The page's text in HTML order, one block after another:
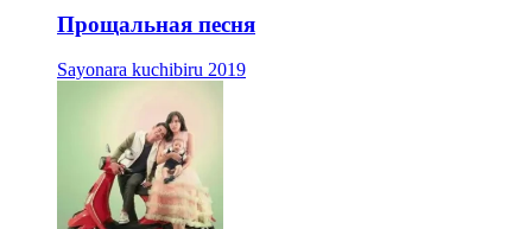
Прощальная песня
Sayonara kuchibiru 2019